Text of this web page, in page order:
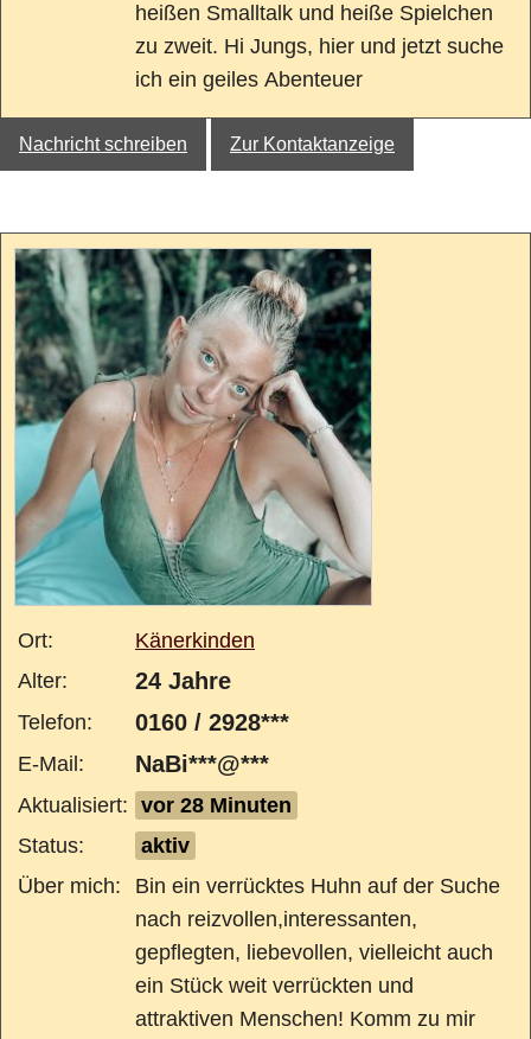
heißen Smalltalk und heiße Spielchen
zu zweit. Hi Jungs, hier und jetzt suche
ich ein geiles Abenteuer
Nachricht schreiben Zur Kontaktanzeige
Ort:
Känerkinden
Alter:
24 Jahre
Telefon: 0160 / 2928***
E-Mail: NaBi***@***
Aktualisiert: vor 28 Minuten
Status:
aktiv
Über mich:
Bin ein verrücktes Huhn auf der Suche
nach reizvollen,interessanten,
gepflegten, liebevollen, vielleicht auch
ein Stück weit verrückten und
attraktiven Menschen! Komm zu mir